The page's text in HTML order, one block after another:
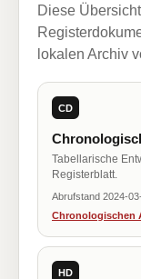
Diese
lokalen Archiv
CD
Tabellarische
Registerblatt.
Abrufstand 2024-
Chronologischen
HD